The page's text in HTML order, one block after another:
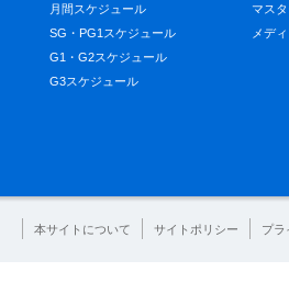
月間スケジュール
SG・PG1スケジュール
G1・G2スケジュール
G3スケジュール
マス
メデ
本サイトについて サイトポリシー プラ